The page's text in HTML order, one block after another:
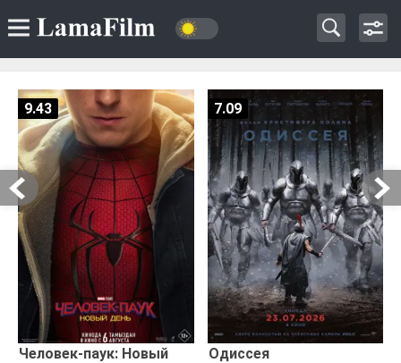
Человек-паук: Новый
9.43
Одиссея
7.09